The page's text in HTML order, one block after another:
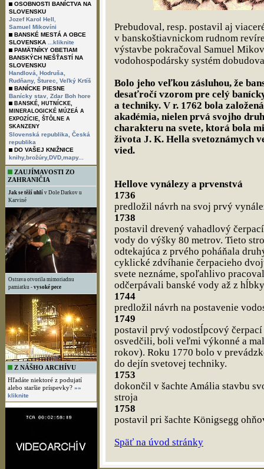
OSOBNOSTI BANÍCTVA NA
SLOVENSKU
Jozef Karol Hell
Samuel Mikovíni
BANSKÉ MESTÁ A OBCE
SLOVENSKA
...kliknite
PAMÄTNÍKY OBETIAM
BANSKÝCH NEŠŤASTÍ NA
SLOVENSKU
Handlová,
Hodruša,
Rudňany, Šturec,
Veľký Krtíš
BANÍCKE PIESNE
Banícky stav Zdar Boh hore
BANSKÉ, HUTNÍCKE,
MINERALOGICKÉ MÚZEÁ A
EXPOZÍCIE, ŠTÔLNE A
SKANZENY
Slovenská republika,
Česká
republika
DO VAŠEJ KNIŽNICE
knihy,brožúry,DVD,mapy...
ZAUJÍMAVOSTI ZO
ZAHRANIČIA
Jak se těží uhlí v Dole Darkov u
Karviné
Ostrava otvorila mimoriadnu
pamiatku - vysoké pece
Z NÁŠHO ARCHÍVU
Hľadáte niektoré z podujatí
alebo staršie príspevky? »»
kliknite
Prebudoval, resp. postavil aj
v banskoštiavnickom rudnom
výstavbe pokračoval Samuel
vodohospodársky systém
Bolo jeho veľkou zásluhou, že
desaťročí vzorom pre celý
a techniky. V r. 1762 bola
akadémia, nielen prvá svojho
charakteru na svete, ktorá bola
života J. K. Hella svetoznámych
vied.
Hellove vynálezy a prvenstvá
1736
predložil návrh na svoj prvý
1738
postavil drevený vahadlový
vody do výšky 80 metrov. Tieto
odtekajúca z prvého poháňala
cyklické zdvíhanie čerpacieho
svete neznáme, spoľahlivo
odčerpávali banské vody až z
1744
predložil návrh na postavenie
1749
postavil prvý vodostĺpcový
osvedčili, boli veľmi výkonné a
rokov). Roku 1770 bolo v
do dejín svetovej techniky.
1753
dokončil v šachte Amália stavbu
stroja
1758
postavil pri šachte Königsegg
Späť na úvod stránky